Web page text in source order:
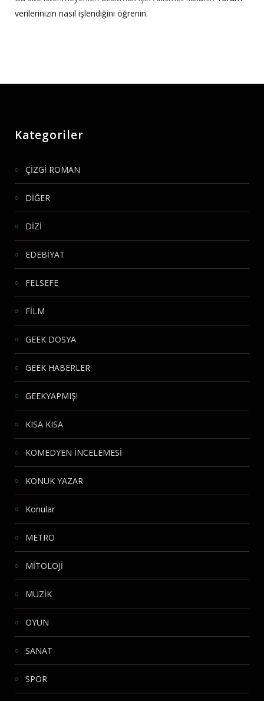
verilerinizin nasıl işlendiğini öğrenin.
Kategoriler
ÇİZGİ ROMAN
DİĞER
DİZİ
EDEBİYAT
FELSEFE
FİLM
GEEK DOSYA
GEEK HABERLER
GEEKYAPMIŞ!
KISA KISA
KOMEDYEN İNCELEMESİ
KONUK YAZAR
Konular
METRO
MİTOLOJİ
MÜZİK
OYUN
SANAT
SPOR